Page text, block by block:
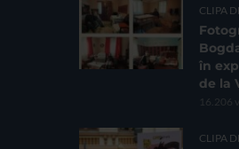
CLIPA
în
de la
16.206
CLIPA